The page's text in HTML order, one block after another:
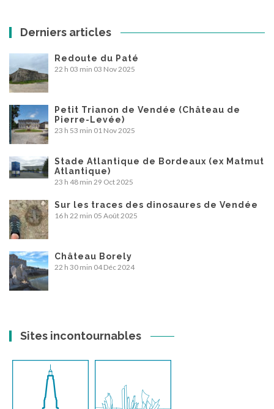
Derniers articles
Redoute du Paté
22 h 03 min 03 Nov 2025
Petit Trianon de Vendée (Château de
Pierre-Levée)
23 h 53 min 01 Nov 2025
Stade Atlantique de Bordeaux (ex Matmut
Atlantique)
23 h 48 min 29 Oct 2025
Sur les traces des dinosaures de Vendée
16 h 22 min 05 Août 2025
Château Borely
22 h 30 min 04 Déc 2024
Sites incontournables